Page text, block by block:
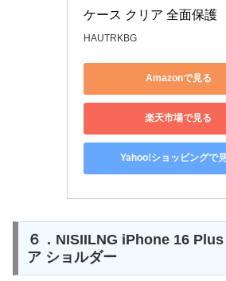
ケース クリア 全面保護
HAUTRKBG
Amazonで見る
楽天市場で見る
Yahoo!ショッピングで
６．NISIILNG iPhone 16 Plus
ア ショルダー